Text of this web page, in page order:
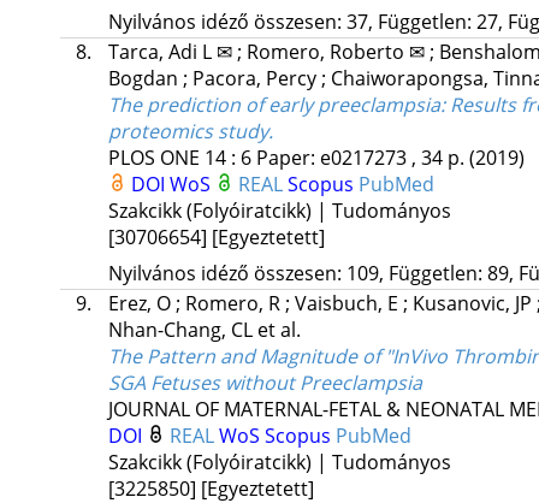
Nyilvános idéző összesen: 37, Független: 27,
8.
Tarca, Adi L ✉ ; Romero, Roberto ✉ ;
Bogdan ; Pacora, Percy ; Chaiworapongsa,
The prediction of early preeclampsia: Results
proteomics study.
PLOS ONE 14: 6 Paper: e0217273 , 34 p. (2019)
DOI WoS REALScopus PubMed
Szakcikk (Folyóiratcikk) | Tudományos
[30706654] [Egyeztetett]
Nyilvános idéző összesen: 109, Független: 89,
9.
Erez, O ; Romero, R ; Vaisbuch, E ; Kusanovic, JP
Nhan-Chang, CL et al.
The Pattern and Magnitude of "InVivo
SGA Fetuses without Preeclampsia
JOURNAL OF MATERNAL-FETAL & NEONATAL
DOI
REALWoS Scopus PubMed
Szakcikk (Folyóiratcikk) | Tudományos
[3225850] [Egyeztetett]